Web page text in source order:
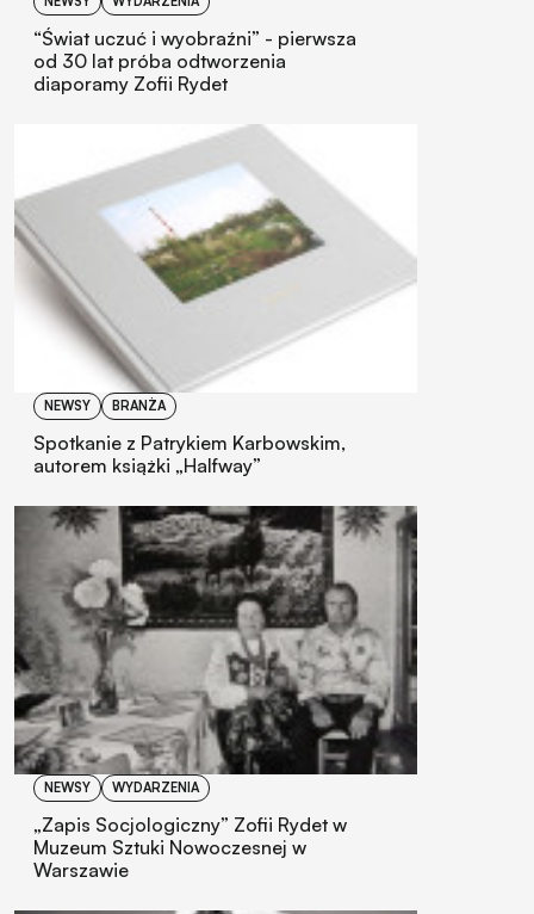
“Świat uczuć i wyobraźni” - pierwsza
od 30 lat próba odtworzenia
diaporamy Zofii Rydet
NEWSY BRANŻA
Spotkanie z Patrykiem Karbowskim,
autorem książki „Halfway”
NEWSY WYDARZENIA
„Zapis Socjologiczny” Zofii Rydet w
Muzeum Sztuki Nowoczesnej w
Warszawie